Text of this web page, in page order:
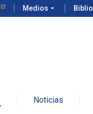
Medios arrow_drop_down
Noticias